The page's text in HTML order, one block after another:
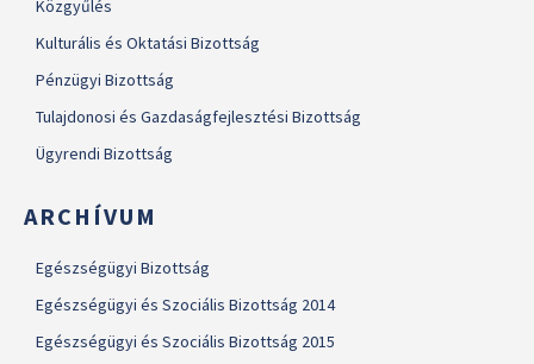
Közgyűlés
Kulturális és Oktatási Bizottság
Pénzügyi Bizottság
Tulajdonosi és Gazdaságfejlesztési Bizottság
Ügyrendi Bizottság
ARCHÍVUM
Egészségügyi Bizottság
Egészségügyi és Szociális Bizottság 2014
Egészségügyi és Szociális Bizottság 2015